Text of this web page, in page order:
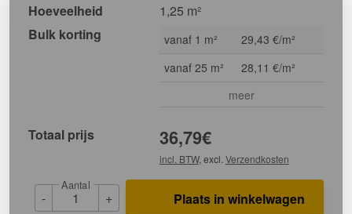
Hoeveelheid
1,25 m²
Bulk korting
vanaf 1 m²
29,43 €/m²
vanaf 25 m²
28,11 €/m²
meer
Totaal prijs 36,79€
incl. BTW, excl. Verzendkosten
-
Aantal
+ Plaats in winkelwagen